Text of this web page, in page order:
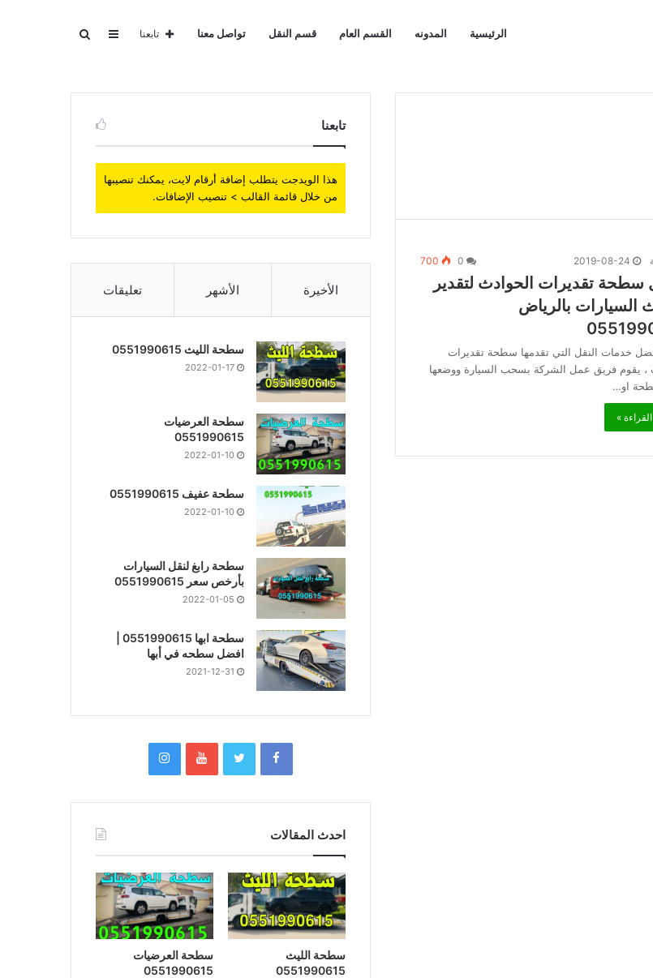
الرئيسية المدونه القسم العام قسم النقل تواصل معنا بحث عمود تابعنا
2019-08-24
700
سطحة تقديرات الحوادث لتقدير
السيارات بالرياض
خدمات النقل التي تقدمها سطحة تقديرات
، يقوم فريق عمل الشركة بسحب السيارة ووضعها
او…
»
تابعنا
هذا الويدجت يتطلب إضافة أرقام لايت، يمكنك تنصيبها
من خلال قائمة القالب > تنصيب الإضافات.
الأخيرة الأشهر تعليقات
سطحة الليث 0551990615
2022-01-17
سطحة العرضيات
0551990615
2022-01-10
سطحة عفيف 0551990615
2022-01-10
سطحة رابغ لنقل السيارات
بأرخص سعر 0551990615
2022-01-05
افضل سطحه في أبها
2021-12-31
احدث المقالات
سطحة الليث
0551990615
سطحة العرضيات
0551990615